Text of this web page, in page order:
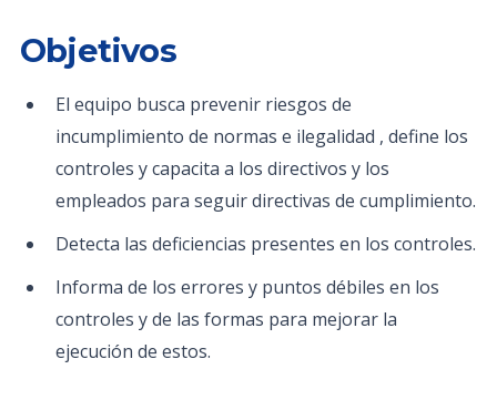
Objetivos
El equipo busca prevenir riesgos de
incumplimiento de normas e ilegalidad , define los
controles y capacita a los directivos y los
empleados para seguir directivas de cumplimiento.
Detecta las deficiencias presentes en los controles.
Informa de los errores y puntos débiles en los
controles y de las formas para mejorar la
ejecución de estos.